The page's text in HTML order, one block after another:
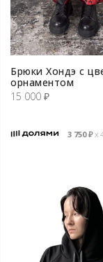
Брюки Хондэ с
орнаментом
15 000 ₽
3 750₽х